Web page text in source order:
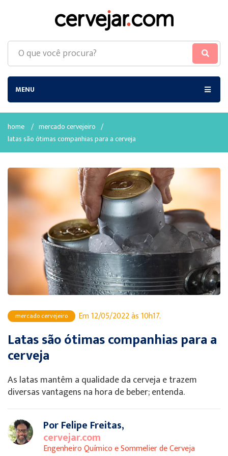
MENU
home / mercado cervejeiro /
latas são ótimas companhias para a cerveja
mercado cervejeiro Em 12/05/2022 às 10h17.
Latas são ótimas companhias para a
cerveja
As latas mantêm a qualidade da cerveja e trazem
diversas vantagens na hora de beber; entenda.
Por Felipe Freitas,
cervejar.com
Engenheiro Químico e Sommelier de Cerveja